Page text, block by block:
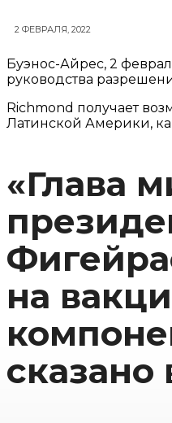
2 ФЕВРАЛЯ, 2022
Буэнос-Айрес, 2
руководства
Richmond получает
Латинской Америки,
«Глава
на